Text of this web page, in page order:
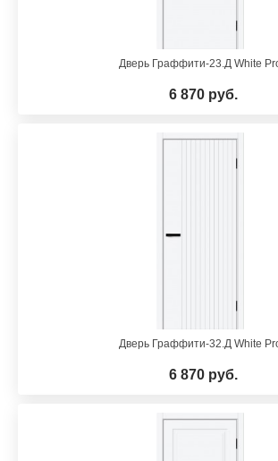
Дверь Граффити-23.Д White
6 870 руб.
Дверь Граффити-32.Д White
6 870 руб.